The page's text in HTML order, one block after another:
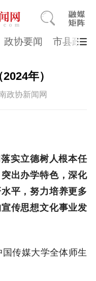
政协要闻 市县政协
年）
政协新闻网
实立德树人根本任
出办学特色，深化
平，努力培养更多
传思想文化事业发
国传媒大学全体师生